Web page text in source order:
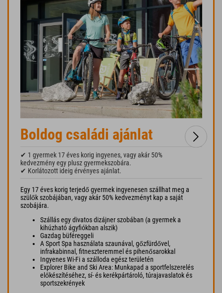
Boldog családi ajánlat
✔ 1 gyermek 17 éves korig ingyenes, vagy akár 50%
kedvezmény egy plusz gyermekszobára.
✔ Korlátozott ideig érvényes ajánlat.
Egy 17 éves korig terjedő gyermek ingyenesen szállhat meg a
szülők szobájában, vagy akár 50% kedvezményt kap a saját
szobájára.
Szállás egy divatos dizájner szobában (a gyermek a
kihúzható ágyfiókban alszik)
Gazdag büféreggeli
A Sport Spa használata szaunával, gőzfürdővel,
infrakabinnal, fitneszteremmel és pihenősarokkal
Ingyenes Wi-Fi a szálloda egész területén
Explorer Bike and Ski Area: Munkapad a sportfelszerelés
előkészítéséhez, sí- és kerékpártároló, túrajavaslatok és
sportszekrények